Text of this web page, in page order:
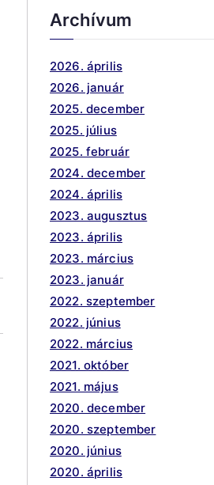
Archívum
2026. április
2026. január
2025. december
2025. július
2025. február
2024. december
2024. április
2023. augusztus
2023. április
2023. március
2023. január
2022. szeptember
2022. június
2022. március
2021. október
2021. május
2020. december
2020. szeptember
2020. június
2020. április